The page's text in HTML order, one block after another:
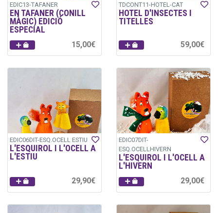
EDIC13-TAFANER
EN TAFANER (CONILL
MÀGIC) EDICIÓ
ESPECIAL
15,00€
TDCONT11-HOTEL-CAT
HOTEL D'INSECTES I
TITELLES
59,00€
EDIC06DIT-ESQ.OCELL ESTIU
L'ESQUIROL I L'OCELL A
L'ESTIU
29,90€
EDIC07DIT-
ESQ.OCELLHIVERN
L'ESQUIROL I L'OCELL A
L'HIVERN
29,00€